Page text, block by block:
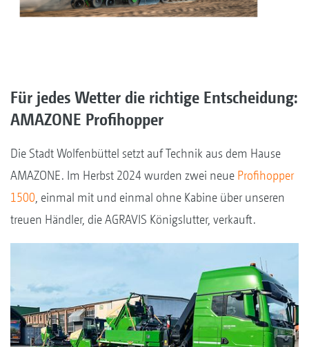
Für jedes Wetter die richtige Entscheidung:
AMAZONE Profihopper
Die Stadt Wolfenbüttel setzt auf Technik aus dem Hause
AMAZONE. Im Herbst 2024 wurden zwei neue Profihopper
1500, einmal mit und einmal ohne Kabine über unseren
treuen Händler, die AGRAVIS Königslutter, verkauft.